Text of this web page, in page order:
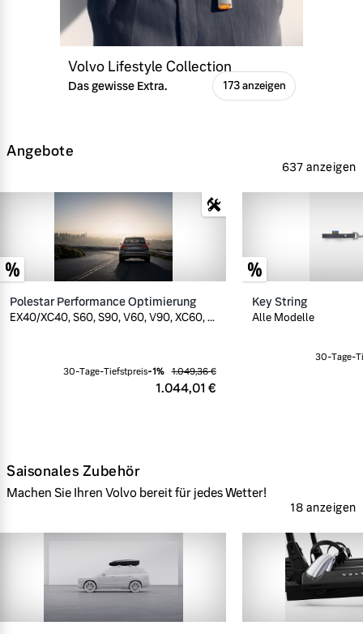
Volvo Lifestyle Collection
Das gewisse Extra. 173 anzeigen
Angebote
637 anzeigen
Polestar Performance Optimierung
EX40/XC40, S60, S90, V60, V90, XC60, ...
1.044,01 €
30-Tage-Tiefstpreis-1% 1.049,36 €
Key String
Alle Modelle
30-Tage-
Saisonales Zubehör
Machen Sie Ihren Volvo bereit für jedes Wetter!
18 anzeigen